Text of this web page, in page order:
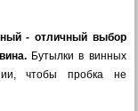
- отличный выбор
Бутылки в винных
чтобы пробка не